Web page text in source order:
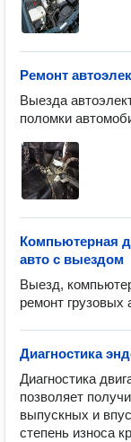
Ремонт
Выезда
Компьютерная
авто с выездом
Выезд,
Диагностика
Диагностика
позволяет
выпускных и
степень износа